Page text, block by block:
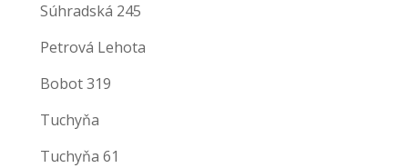
Súhradská 245
Petrová Lehota
Bobot 319
Tuchyňa
Tuchyňa 61